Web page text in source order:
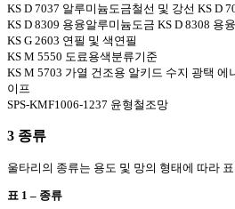
KS D 7037 알루미늄도금철선 및 강선 KS D
KS D 8309 용융알루미늄도금 KS D 8308 용
KS G 2603 연필 및 색연필
KS M 5550 도료용색분류기준
KS M 5703 가열 건조용 알키드 수지 광택 에
이프
SPS-KMF1006-1237 윤형철조망
3 종류
울타리의 종류는 용도 및 망의 형태에 따라
표 1 – 종류